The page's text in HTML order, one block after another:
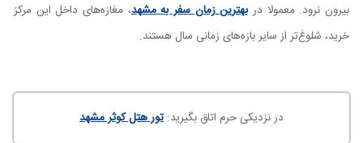
بیرون نرود. معمولا دربهترین زمان سفر به مشهد، مغازه‌های داخل این مرکز
خرید، شلوغ‌تر از سایر بازه‌های زمانی سال هستند.
در نزدیکی حرم اتاق بگیرید: تور هتل کوثر مشهد